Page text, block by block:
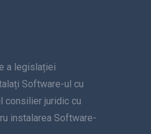
a legislației
Software-ul cu
consilier juridic cu
instalarea Software-